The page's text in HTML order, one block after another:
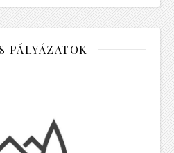
PÁLYÁZATOK